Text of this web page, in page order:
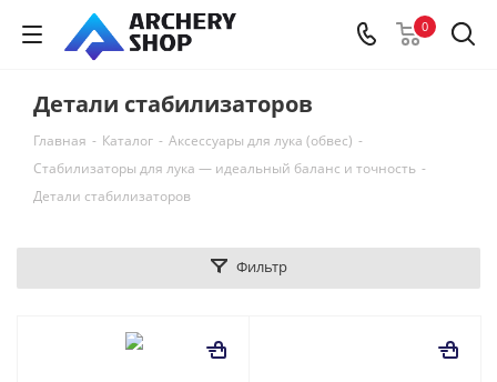
0
Детали стабилизаторов
Главная - Каталог - Аксессуары для лука (обвес) -
Стабилизаторы для лука — идеальный баланс и точность -
Детали стабилизаторов
Фильтр